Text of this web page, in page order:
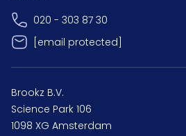
020 - 303 87 30
[email protected]
Brookz B.V.
Science Park 106
1098 XG Amsterdam